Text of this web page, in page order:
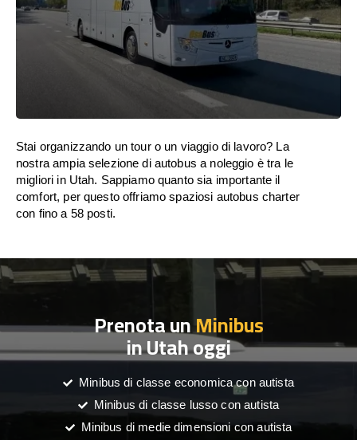
Stai organizzando un tour o un viaggio di lavoro? La
nostra ampia selezione di autobus a noleggio è tra le
migliori in Utah. Sappiamo quanto sia importante il
comfort, per questo offriamo spaziosi autobus charter
con fino a 58 posti.
Prenota unMinibus
in Utah oggi
Minibus di classe economica con autista
Minibus di classe lusso con autista
Minibus di medie dimensioni con autista